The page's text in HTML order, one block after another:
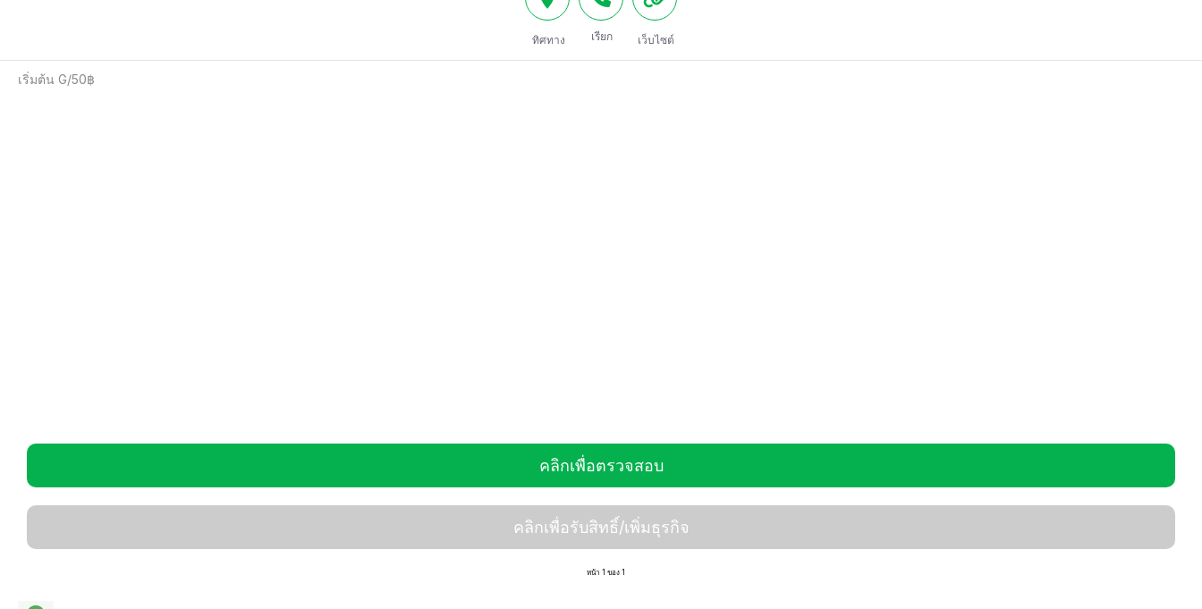
ทิศทาง เรียก เว็บไซต์
เริ่มต้น G/50฿
คลิกเพื่อตรวจสอบ
คลิกเพื่อรับสิทธิ์/เพิ่มธุรกิจ
หน้า 1 ของ 1